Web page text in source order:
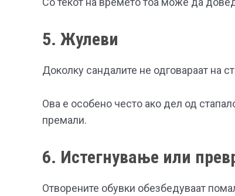
5. Жулеви
Доколку сандалите не одговараат на
Ова е особено често ако дел од
премали.
6. Истегнување или
Отворените обувки обезбедуваат